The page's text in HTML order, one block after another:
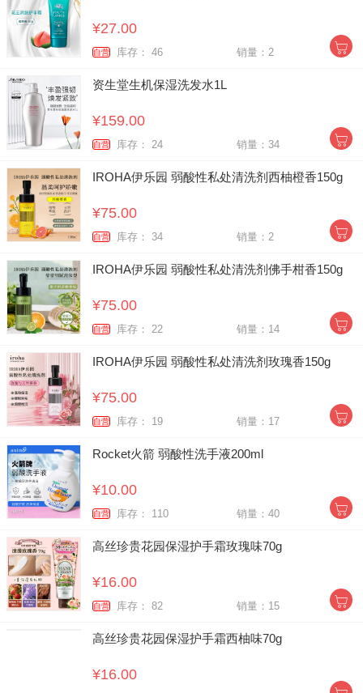
¥27.00
自营 库存： 46 销量：2
资生堂生机保湿洗发水1L
¥159.00
自营 库存： 24 销量：34
IROHA伊乐园 弱酸性私处清洗剂西柚橙香150g
¥75.00
自营 库存： 34 销量：2
IROHA伊乐园 弱酸性私处清洗剂佛手柑香150g
¥75.00
自营 库存： 22 销量：14
IROHA伊乐园 弱酸性私处清洗剂玫瑰香150g
¥75.00
自营 库存： 19 销量：17
Rocket火箭 弱酸性洗手液200ml
¥10.00
自营 库存： 110 销量：40
高丝珍贵花园保湿护手霜玫瑰味70g
¥16.00
自营 库存： 82 销量：15
高丝珍贵花园保湿护手霜西柚味70g
¥16.00